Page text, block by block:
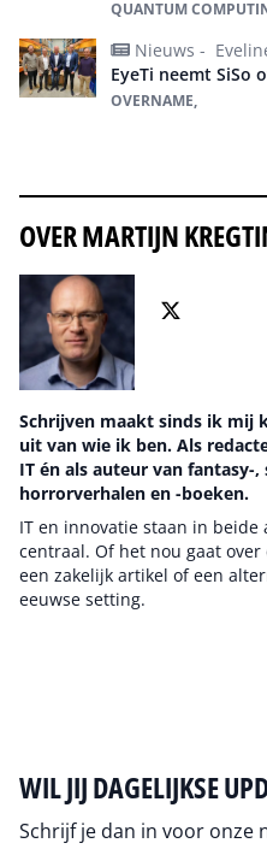
QUANTUM
Nieuws -
EyeTi neemt SiSo
OVERNAME,
OVER MARTIJN
Schrijven maakt sinds ik mij
uit van wie ik ben. Als
IT én als auteur van fantasy-
horrorverhalen en -boeken.
IT en innovatie staan in beide
centraal. Of het nou gaat
een zakelijk artikel of een
eeuwse setting.
WIL JIJ DAGELIJKSE
Schrijf je dan in voor onze